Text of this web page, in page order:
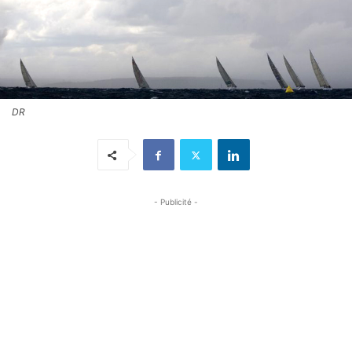
DR
- Publicité -